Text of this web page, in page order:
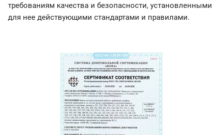
требованиям качества и безопасности, установленными
для нее действующими стандартами и правилами.